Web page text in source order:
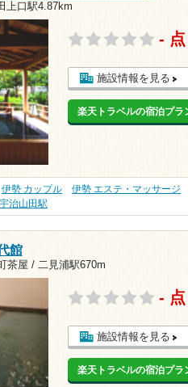
上口駅4.87km
- 点
施設情報を見る
楽天トラベルの宿泊プラ
伊勢 カップル 伊勢 エステ・マッサージ
宇治山田駅
館
茶屋 / 二見浦駅670m
- 点
施設情報を見る
楽天トラベルの宿泊プラ